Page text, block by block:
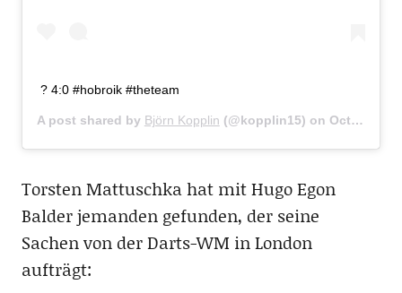
? 4:0 #hobroik #theteam
A post shared by Björn Kopplin (@kopplin15) on Oct 22, 2017 at 6:32am PDT
Torsten Mattuschka hat mit Hugo Egon
Balder jemanden gefunden, der seine
Sachen von der Darts-WM in London
aufträgt: